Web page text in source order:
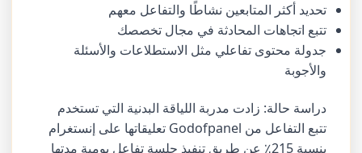
تحديد أكثر المتابعين نشاطًا والتفاعل معهم
تتبع اتجاهات المحادثة في مجال تخصصك
جدولة محتوى تفاعلي مثل الاستطلاعات والأسئلة
والأجوبة
دراسة حالة: زادت مدربة اللياقة البدنية التي تستخدم
تتبع التفاعل من Godofpanel تعليقاتها على إنستغرام
بنسبة 215٪ عن طريق تنفيذ جلسة تفاعل يومية مدتها